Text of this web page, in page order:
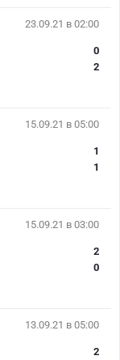
23.09.21 в 02:00
0
2
15.09.21 в 05:00
1
1
15.09.21 в 03:00
2
0
13.09.21 в 05:00
2